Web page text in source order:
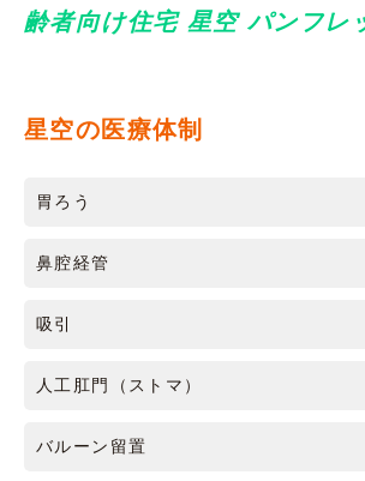
齢者向け住宅 星空 パンフレ
星空の医療体制
胃ろう
鼻腔経管
吸引
人工肛門（ストマ）
バルーン留置